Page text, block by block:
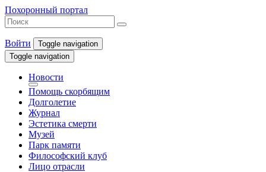
Похоронный портал
Войти
Toggle navigation
Toggle navigation
Новости
Помощь скорбящим
Долголетие
Журнал
Эстетика смерти
Музей
Парк памяти
Философский клуб
Лицо отрасли